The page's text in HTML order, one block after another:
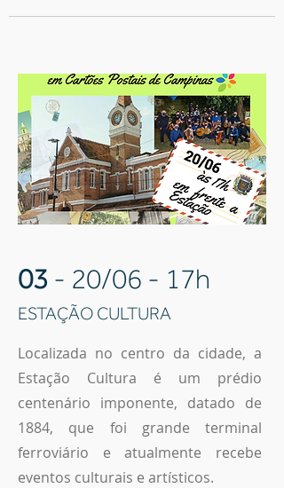
03 - 20/06 - 17h
ESTAÇÃO CULTURA
Localizada no centro da cidade, a
Estação Cultura é um prédio
centenário imponente, datado de
1884, que foi grande terminal
ferroviário e atualmente recebe
eventos culturais e artísticos.